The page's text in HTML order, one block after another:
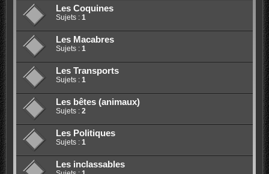
Les Coquines
Sujets : 1
Les Macabres
Sujets : 1
Les Transports
Sujets : 1
Les bêtes (animaux)
Sujets : 2
Les Politiques
Sujets : 1
Les inclassables